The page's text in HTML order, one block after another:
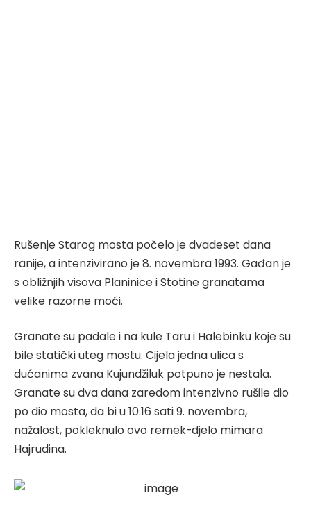
Rušenje Starog mosta počelo je dvadeset dana
ranije, a intenzivirano je 8. novembra 1993. Gađan je
s obližnjih visova Planinice i Stotine granatama
velike razorne moći.
Granate su padale i na kule Taru i Halebinku koje su
bile statički uteg mostu. Cijela jedna ulica s
dućanima zvana Kujundžiluk potpuno je nestala.
Granate su dva dana zaredom intenzivno rušile dio
po dio mosta, da bi u 10.16 sati 9. novembra,
nažalost, pokleknulo ovo remek-djelo mimara
Hajrudina.